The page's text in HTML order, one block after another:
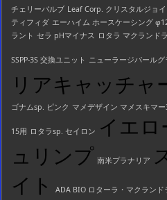
チェリーバルブ Leaf Corp. クリスタルジョ
ティフィダ エーハイム ホースケーシング
ラント セラ pHマイナス ロタラ マクランド
SSPP-3S 交換ユニット ニューラージパールグ
リアキャッチャ
ゴナムsp. ピンク マメデザイン マメスキマー
15用 ロタラsp. セイロン イエ
ュリンプ 南米プラナリア
イト
ADA BIO ロターラ・マクランド